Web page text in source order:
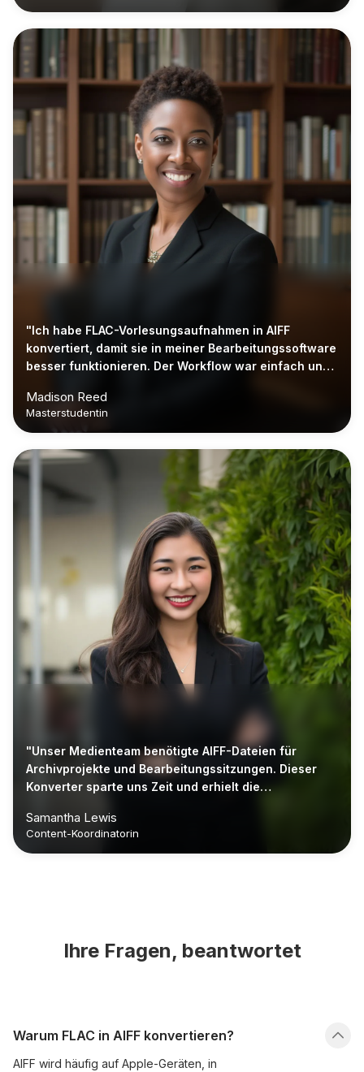
"Ich habe FLAC-Vorlesungsaufnahmen in AIFF
konvertiert, damit sie in meiner Bearbeitungssoftware
besser funktionieren. Der Workflow war einfach und
Madison Reed
Masterstudentin
"Unser Medienteam benötigte AIFF-Dateien für
Archivprojekte und Bearbeitungssitzungen. Dieser
Konverter sparte uns Zeit und erhielt die
Samantha Lewis
Content-Koordinatorin
Ihre Fragen, beantwortet
Warum FLAC in AIFF konvertieren?
AIFF wird häufig auf Apple-Geräten, in